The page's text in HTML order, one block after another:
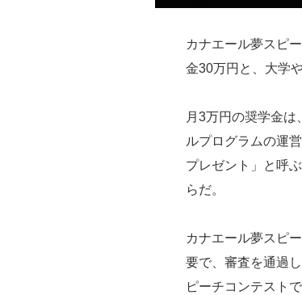
カナエール夢スピ
金30万円と、大学
月3万円の奨学金
ルプログラムの運
プレゼント」と呼
らだ。
カナエール夢スピ
要で、審査を通過
ピーチコンテスト